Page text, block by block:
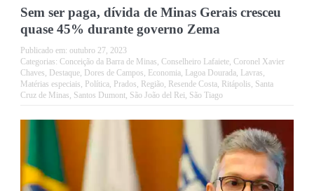
Sem ser paga, dívida de Minas Gerais cresceu
quase 45% durante governo Zema
Publicado em: outubro 27, 2023
Categorias: Conceição da Barra de Minas, Conselheiro Lafaiete, Coronel Xavier
Chaves, Destaque, Dores de Campos, Economia, Lagoa Dourada, Lavras,
Matérias especiais, Política, Prados, Região, Resende Costa, Ritápolis, Santa
Cruz de Minas, Santos Dumont, São João del Rei, São Tiago